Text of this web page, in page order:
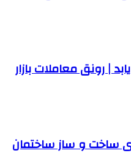
رونق معاملات بازار
ساخت و ساز ساختمان